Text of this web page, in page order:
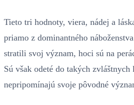
Tieto tri hodnoty, viera, nádej a
priamo z dominantného
stratili svoj význam, hoci sú na
Sú však odeté do takých zvláštnych
nepripomínajú svoje pôvodné